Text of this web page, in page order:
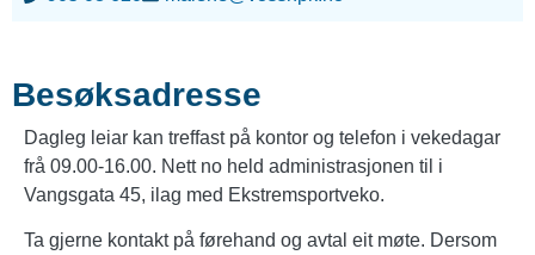
Besøksadresse
Dagleg leiar kan treffast på kontor og telefon i vekedagar
frå 09.00-16.00. Nett no held administrasjonen til i
Vangsgata 45, ilag med Ekstremsportveko.
Ta gjerne kontakt på førehand og avtal eit møte. Dersom